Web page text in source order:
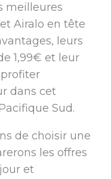
meilleures
Airalo en tête
leurs
1,99€ et leur
dans cet
Sud.
de choisir une
les offres
et